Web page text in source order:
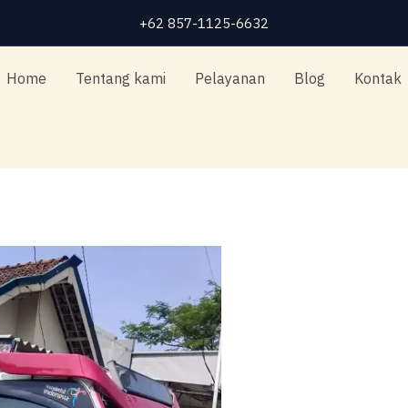
+62 857-1125-6632
Home Tentang kami Pelayanan Blog Kontak